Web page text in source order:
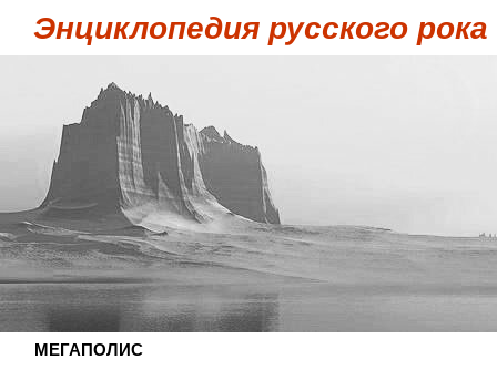
Энциклопедия русского рока
МЕГАПОЛИС